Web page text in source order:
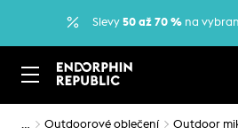
Slevy 50 až 70 % na
… Outdoorové oblečení Outdoor